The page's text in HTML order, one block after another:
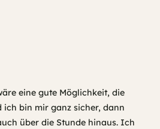
eine gute Möglichkeit, die
ich bin mir ganz sicher, dann
über die Stunde hinaus. Ich